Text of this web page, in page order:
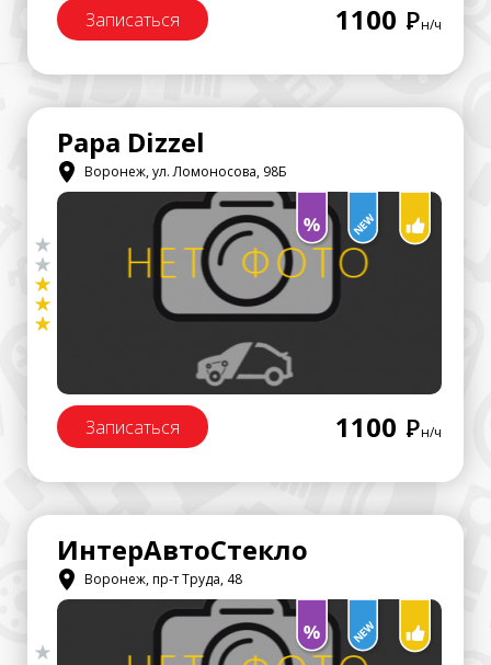
Записаться 1100 Рн/ч
Papa Dizzel
Воронеж, ул. Ломоносова, 98Б
Записаться 1100 Рн/ч
ИнтерАвтоСтекло
Воронеж, пр-т Труда, 48